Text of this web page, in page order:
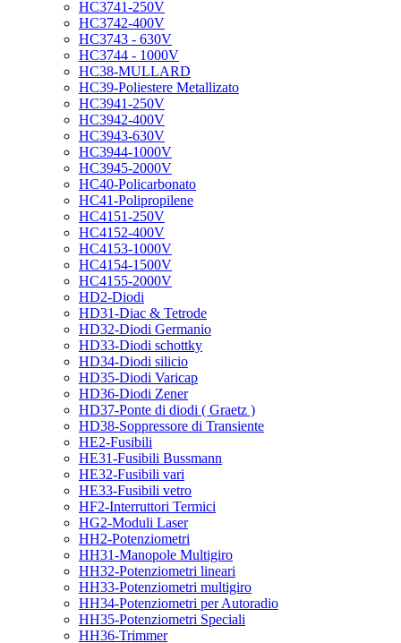
HC3741-250V
HC3742-400V
HC3743 - 630V
HC3744 - 1000V
HC38-MULLARD
HC39-Poliestere Metallizato
HC3941-250V
HC3942-400V
HC3943-630V
HC3944-1000V
HC3945-2000V
HC40-Policarbonato
HC41-Polipropilene
HC4151-250V
HC4152-400V
HC4153-1000V
HC4154-1500V
HC4155-2000V
HD2-Diodi
HD31-Diac & Tetrode
HD32-Diodi Germanio
HD33-Diodi schottky
HD34-Diodi silicio
HD35-Diodi Varicap
HD36-Diodi Zener
HD37-Ponte di diodi ( Graetz )
HD38-Soppressore di Transiente
HE2-Fusibili
HE31-Fusibili Bussmann
HE32-Fusibili vari
HE33-Fusibili vetro
HF2-Interruttori Termici
HG2-Moduli Laser
HH2-Potenziometri
HH31-Manopole Multigiro
HH32-Potenziometri lineari
HH33-Potenziometri multigiro
HH34-Potenziometri per Autoradio
HH35-Potenziometri Speciali
HH36-Trimmer